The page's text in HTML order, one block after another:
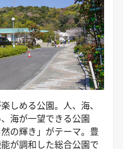
しめる公園。人、海、
海が一望できる公園
の輝き」がテーマ。豊
が調和した総合公園で